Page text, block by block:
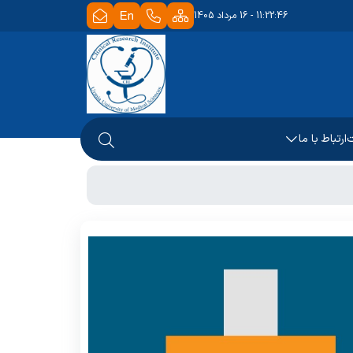
11:22:46 - 16 مرداد 1405
ارتباط با ما